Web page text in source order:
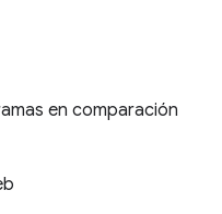
en comparación